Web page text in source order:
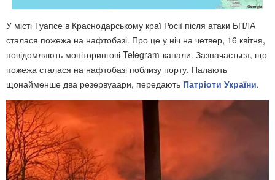
У місті Туапсе в Краснодарському краї Росії після атаки БПЛА
сталася пожежа на нафтобазі. Про це у ніч на четвер, 16 квітня,
повідомляють моніторингові Telegram-канали. Зазначається, що
пожежа сталася на нафтобазі поблизу порту. Палають
щонайменше два резервуаари, передають Патріоти України.